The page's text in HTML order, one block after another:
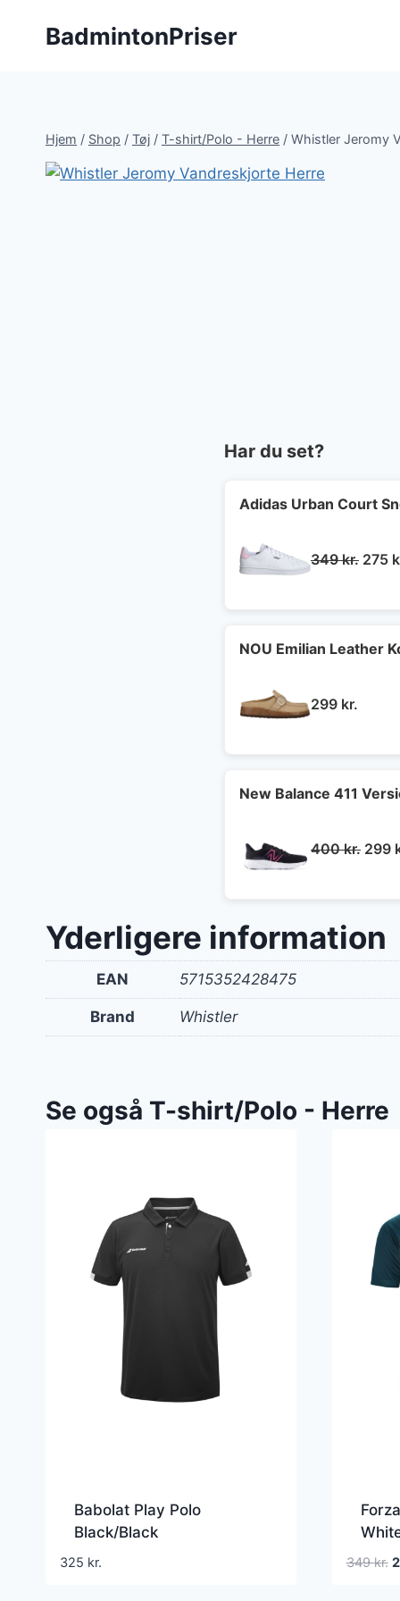
BadmintonPriser
Hjem / Shop / Tøj / T-shirt/Polo - Herre / Whistler Jeromy
Har du set?
Adidas Urban Court
349kr. Den
349
275
NOU Emilian Leather
299 kr.
New Balance 411
400kr. Den
400
299
Yderligere information
EAN 5715352428475
Brand Whistler
Se også T-shirt/Polo - Herre
Babolat Play Polo
Black/Black
325 kr. 349kr.